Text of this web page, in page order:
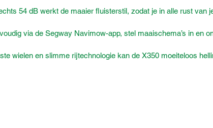
54 dB werkt de maaier fluisterstil, zodat je in alle rust van
via de Segway Navimow-app, stel maaischema’s in en
wielen en slimme rijtechnologie kan de X350 moeiteloos